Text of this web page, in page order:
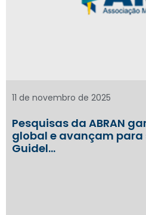
Pesquisas da ABRAN
global e avançam para
Guidel…
11 de novembro de 2025